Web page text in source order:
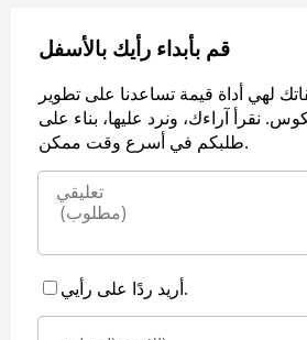
قم بأبداء رأيك بالأسفل
لهي أداة قيمة تساعدنا على تطوير
نقرأ آراءك، ونرد عليها، بناء على
طلبكم في أسرع وقت ممكن.
أريد ردًا على رأيي.